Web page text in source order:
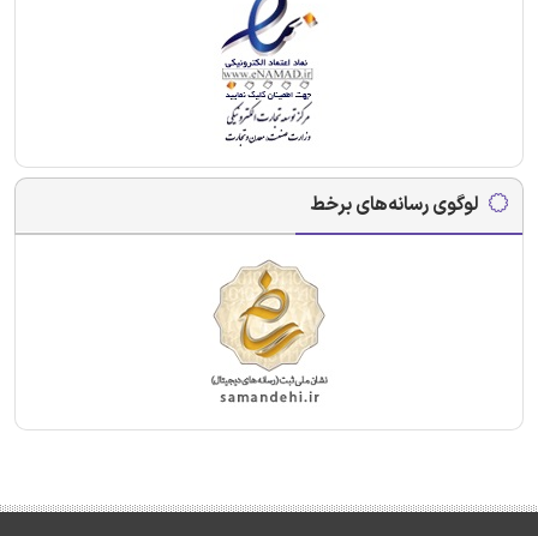
لوگوی رسانه‌های برخط